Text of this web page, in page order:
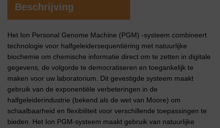
Beschrijving
Het Ion Personal Genome Machine (PGM) -systeem combineert
technologie voor halfgeleidersequentiëring met natuurlijke
biochemie om chemische informatie direct om te zetten in digitale
gegevens, de volgorde te democratiseren en toegankelijk te
maken voor uw laboratorium. Dit gevestigde systeem maakt
gebruik van de exponentiële verbeteringen in de
halfgeleiderindustrie (bekend als de wet van Moore) om
schaalbaarheid en flexibiliteit voor verschillende toepassingen te
bieden. Het Ion PGM-systeem maakt gebruik van natuurlijke